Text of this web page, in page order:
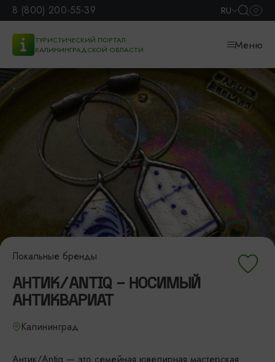
8 (800) 200-55-39 RU
ТУРИСТИЧЕСКИЙ ПОРТАЛ
КАЛИНИНГРАДСКОЙ ОБЛАСТИ
Меню
Локальные бренды
АНТИК/ANTIQ - НОСИМЫЙ
АНТИКВАРИАТ
Калининград